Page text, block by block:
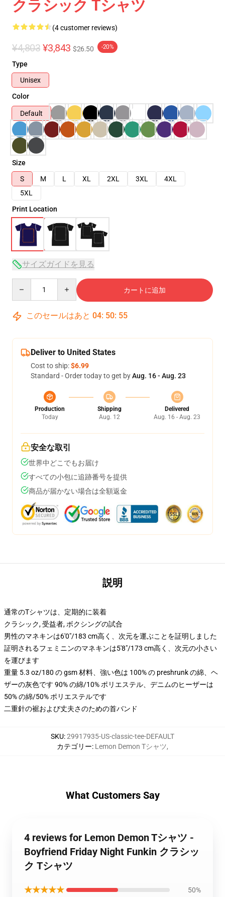
クラシック Tシャツ
(4 customer reviews)
¥4,803 ¥3,843 $26.50 -20%
Type
Unisex
Color
Default
Size
S
M L XL 2XL 3XL
4XL
5XL
Print Location
サイズガイドを見る
カートに追加
このセールはあと 04: 50: 54
Deliver to United States
Cost to ship:$6.99
Standard - Order today to get byAug. 16 - Aug. 23
Production
Today
Shipping
Aug. 12
Delivered
Aug. 16 - Aug. 23
安全な取引
世界中どこでもお届け
すべての小包に追跡番号を提供
商品が届かない場合は全額返金
説明
通常のTシャツは、定期的に装着
クラシック, 受益者, ボクシングの試合
男性のマネキンは6'0"/183 cm高く、次元を運ぶことを証明しました
証明されるフェミニンのマネキンは5'8"/173 cm高く、次元の小さい
を運びます
重量 5.3 oz/180 の gsm 材料、強い色は 100% の preshrunk の綿、ヘ
ザーの灰色です 90% の綿/10% ポリエステル、デニムのヒーザーは
50% の綿/50% ポリエステルです
二重針の裾および丈夫さのための首バンド
SKU:29917935-US-classic-tee-DEFAULT
カテゴリー: Lemon Demon Tシャツ,
What Customers Say
4 reviews for Lemon Demon Tシャツ -
Boyfriend Friday Night Funkin クラシッ
ク Tシャツ
★★★★★ 50%